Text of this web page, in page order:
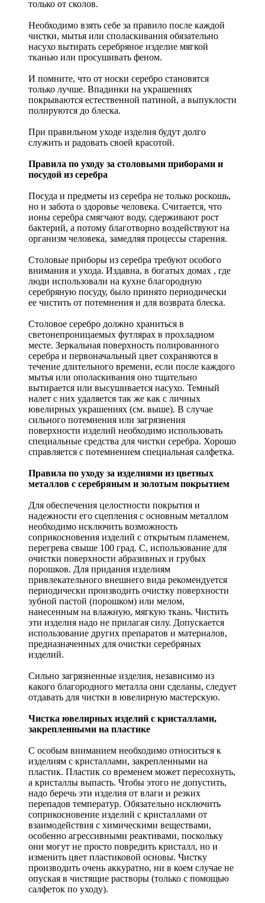
только от сколов.
Необходимо взять себе за правило после каждой
чистки, мытья или споласкивания обязательно
насухо вытирать серебряное изделие мягкой
тканью или просушивать феном.
И помните, что от носки серебро становятся
только лучше. Впадинки на украшениях
покрываются естественной патиной, а выпуклости
полируются до блеска.
При правильном уходе изделия будут долго
служить и радовать своей красотой.
Правила по уходу за столовыми приборами и
посудой из серебра
Посуда и предметы из серебра не только роскошь,
но и забота о здоровье человека. Считается, что
ионы серебра смягчают воду, сдерживают рост
бактерий, а потому благотворно воздействуют на
организм человека, замедляя процессы старения.
Столовые приборы из серебра требуют особого
внимания и ухода. Издавна, в богатых домах , где
люди использовали на кухне благородную
серебряную посуду, было принято периодически
ее чистить от потемнения и для возврата блеска.
Столовое серебро должно храниться в
светонепроницаемых футлярах в прохладном
месте. Зеркальная поверхность полированного
серебра и первоначальный цвет сохраняются в
течение длительного времени, если после каждого
мытья или ополаскивания оно тщательно
вытирается или высушивается насухо. Темный
налет с них удаляется так же как с личных
ювелирных украшениях (см. выше). В случае
сильного потемнения или загрязнения
поверхности изделий необходимо использовать
специальные средства для чистки серебра. Хорошо
справляется с потемнением специальная салфетка.
Правила по уходу за изделиями из цветных
металлов с серебряным и золотым покрытием
Для обеспечения целостности покрытия и
надежности его сцепления с основным металлом
необходимо исключить возможность
соприкосновения изделий с открытым пламенем,
перегрева свыше 100 град. С, использование для
очистки поверхности абразивных и грубых
порошков. Для придания изделиям
привлекательного внешнего вида рекомендуется
периодически производить очистку поверхности
зубной пастой (порошком) или мелом,
нанесенным на влажную, мягкую ткань. Чистить
эти изделия надо не прилагая силу. Допускается
использование других препаратов и материалов,
предназначенных для очистки серебряных
изделий.
Сильно загрязненные изделия, независимо из
какого благородного металла они сделаны, следует
отдавать для чистки в ювелирную мастерскую.
Чистка ювелирных изделий с кристаллами,
закрепленными на пластике
С особым вниманием необходимо относиться к
изделиям с кристаллами, закрепленными на
пластик. Пластик со временем может пересохнуть,
а кристаллы выпасть. Чтобы этого не допустить,
надо беречь эти изделия от влаги и резких
перепадов температур. Обязательно исключить
соприкосновение изделий с кристаллами от
взаимодействия с химическими веществами,
особенно агрессивными реактивами, поскольку
они могут не просто повредить кристалл, но и
изменить цвет пластиковой основы. Чистку
производить очень аккуратно, ни в коем случае не
опуская в чистящие растворы (только с помощью
салфеток по уходу).